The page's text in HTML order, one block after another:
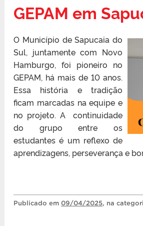
GEPAM em
O Município de Sapucaia do
Sul, juntamente com Novo
Hamburgo, foi pioneiro no
GEPAM, há mais de 10 anos.
Essa história e tradição
ficam marcadas na equipe e
no projeto. A continuidade
do grupo entre os
estudantes é um reflexo de
aprendizagens, perseverança e
Publicado em 09/04/2025, na